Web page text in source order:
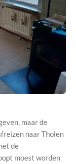
maar de
naar Tholen
de
moest worden